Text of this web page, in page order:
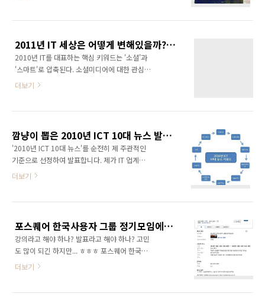
수 없는 세상이 되었다. 어찌보면 세상의 모든 것
이 SNS를 중심으로 돌아가고 있다 할 수 있을 만
큼 파급력이 매우 크다. 사람들의 생각, 라이프스
타일.. 결국은 패러다임 자체를 바꾸었다 할 수
지나 현재로 오면서 가장 파급력있는 변화이다.
기술을 베이스로 사람들이 만들어 나가는 서비
스..
2011년 IT 세상은 어떻게 변해있을까? (2011년 IT 산업 전망)
2010년 IT를 대표하는 핵심 키워드는 '소셜'과
'스마트'로 압축된다. 소셜미디어에 대한 관심이
폭증했으며, 트위터, 페이스북이 외국 서비스로
그 동안 모바일 시장에서 플랫폼을 장악하고 무
소불위의 권력을 휘두르던 이동통신사업자들은
스마트폰의 등장으로 단말기 제조사와 애플리케
이션 개발사에 플랫폼을 내줘야 하는 상황에 몰
변해 있을까? 첫째, 소셜미디어를 활용한 다양한
'소셜미디어 배우기 열풍'이 불었다면 이제는 소
셜미디어를 본격..
더보기
깜냥이 뽑은 2010년 ICT 10대 뉴스 발표!
'2010년 ICT 10대 뉴스'를 순전히 제 주관적인
기준으로 선정하여 발표합니다. 제가 IT 업계에
있으면서 몸소 느낀 부분들과 뉴스 기사들을 참
를 얻으면서 스마트폰이 많은 사람들에게 확산
되고 있다. 이제는 일부 IT업계 종사자들만 쓰는
폰이 아닌 대중적인 폰이 된 것이다. 스마트폰 사
용자가 늘어나면서 관련 산업도 폭발적으로 성
부상 트위터, 페이스북에서 촉발된 소셜미디어
더보기
포스퀘어 한국사용자 그룹 정기모임에서 1시간 동안 강의를 합니다.
강의라고 해야 하나? 발표라고 해야 하나? 고민
도 많이 되긴 하지만... ㅎㅎㅎ 포스퀘어 한국사
용자 그룹 정기모임에서 '소셜마케팅믹스 5C' 전
더보기